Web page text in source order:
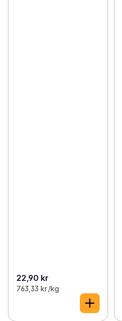
22,90 kr
763,33 kr /kg